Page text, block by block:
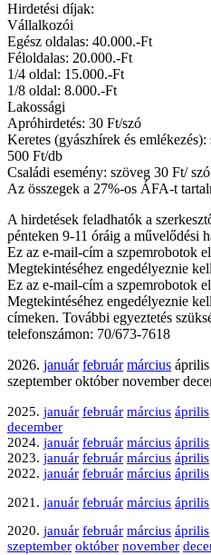
Hirdetési díjak:
Vállalkozói
Egész oldalas: 40.000.-Ft
Féloldalas: 20.000.-Ft
1/4 oldal: 15.000.-Ft
1/8 oldal: 8.000.-Ft
Lakossági
Apróhirdetés: 30 Ft/szó
Keretes (gyászhírek és
500 Ft/db
Családi esemény: szöveg 30 Ft/
Az összegek a 27%-os ÁFA-t
A hirdetések feladhatók a
pénteken 9-11 óráig a művelődési
Ez az e-mail-cím a szpemrobotok
Megtekintéséhez engedélyeznie
Ez az e-mail-cím a szpemrobotok
Megtekintéséhez engedélyeznie
címeken. További egyeztetés
telefonszámon: 70/673-7618
2026. január február március
szeptember október november
2025. január február március április
december
2024. január február március április
2023. január február március április
2022. január február március április
2021. január február március április
2020. január február március április
szeptember október november